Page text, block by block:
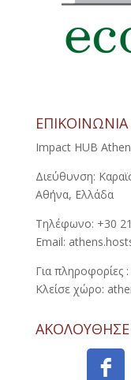
ΕΠΙΚΟΙΝΩΝΙΑ
Impact HUB
Διεύθυνση:
Αθήνα, Ελλάδα
Τηλέφωνο: +30
Email:
Για πληροφορίες
Κλείσε χώρο: